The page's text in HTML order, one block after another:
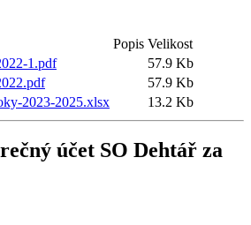
Popis Velikost
1.pdf
57.9 Kb
57.9 Kb
2023-2025.xlsx
13.2 Kb
účet SO Dehtář za